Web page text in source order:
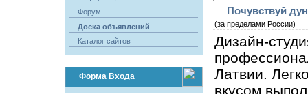
Форум
Доска объявлений
Каталог сайтов
Форма Входа
Почувствуй
(за пределами России)
Дизайн-
Латвии.
вкусом